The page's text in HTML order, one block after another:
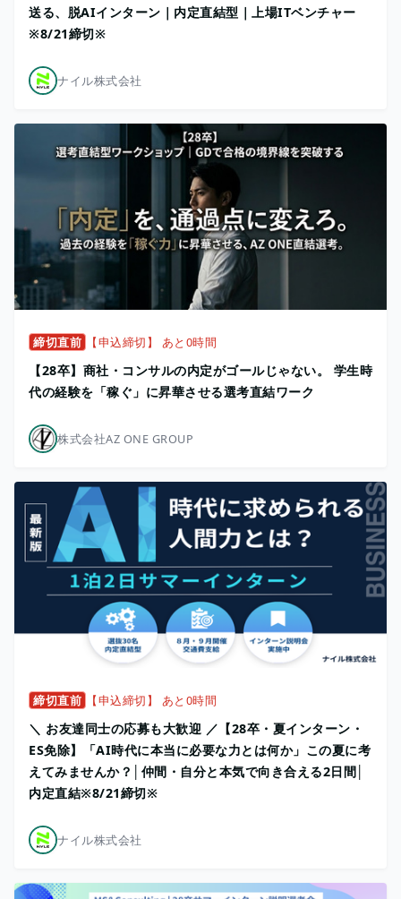
送る、脱AIインターン｜内定直結型｜上場ITベンチャー
※8/21締切※
ナイル株式会社
締切直前 【申込締切】 あと0時間
【28卒】商社・コンサルの内定がゴールじゃない。 学生時
代の経験を「稼ぐ」に昇華させる選考直結ワーク
株式会社AZ ONE GROUP
締切直前 【申込締切】 あと0時間
＼ お友達同士の応募も大歓迎 ／【28卒・夏インターン・
ES免除】「AI時代に本当に必要な力とは何か」この夏に考
えてみませんか？│仲間・自分と本気で向き合える2日間│
内定直結※8/21締切※
ナイル株式会社